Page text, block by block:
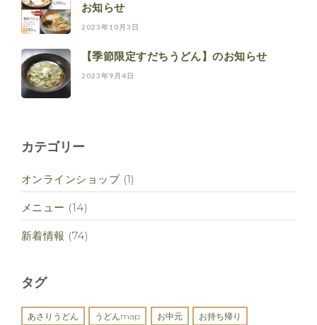
お知らせ
2023年10月3日
【季節限定すだちうどん】のお知らせ
2023年9月4日
カテゴリー
オンラインショップ(1)
メニュー (14)
新着情報 (74)
タグ
あさりうどん うどんmap お中元 お持ち帰り